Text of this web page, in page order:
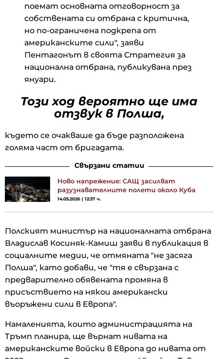
поемат основната отговорност за
собствената си отбрана с критична,
но по-ограничена подкрепа от
американските сили", заяви
Пентагонът в своята Стратегия за
национална отбрана, публикувана през
януари.
Този ход вероятно ще има
отзвук в Полша,
където се очакваше да бъде разположена
голяма част от бригадата.
Свързани статии
Ново напрежение: САЩ засилват
разузнавателните полети около Куба
14.05.2026 | 12:37 ч.
Полският министър на националната отбрана
Владислав Косиняк-Камиш заяви в публикация в
социалните медии, че отмяната "не засяга
Полша", като добави, че "тя е свързана с
предварително обявената промяна в
присъствието на някои американски
въоръжени сили в Европа".
Намаленията, които администрацията на
Тръмп планира, ще върнат нивата на
американските войски в Европа до нивата от